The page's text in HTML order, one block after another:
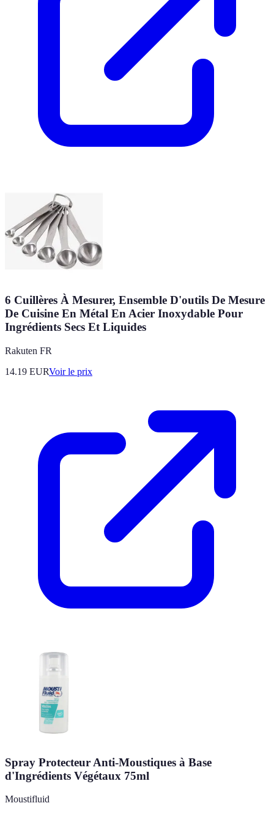
6 Cuillères À Mesurer, Ensemble D'outils De Mesure
De Cuisine En Métal En Acier Inoxydable Pour
Ingrédients Secs Et Liquides
Rakuten FR
14.19 EURVoir le prix
Spray Protecteur Anti-Moustiques à Base
d'Ingrédients Végétaux 75ml
Moustifluid